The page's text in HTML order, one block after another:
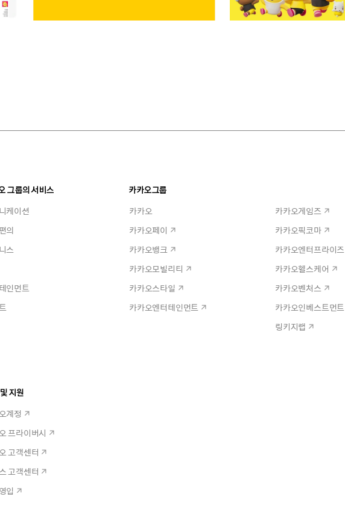
그룹의 서비스
케이션
의
스
인먼트
카카오그룹
카카오
카카오페이
카카오뱅크
카카오모빌리티
카카오스타일
카카오엔터테인먼트
카카오게임즈
카카오픽코마
카카오엔터프라이즈
카카오헬스케어
카카오벤처스
카카오인베스트먼트
링키지랩
지원
계정
프라이버시
고객센터
고객센터
입